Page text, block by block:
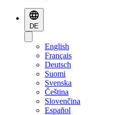
DE
English
Français
Deutsch
Suomi
Svenska
Čeština
Slovenčina
Español